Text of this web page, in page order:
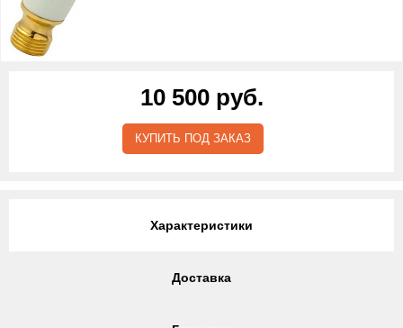
10 500 руб.
КУПИТЬ ПОД ЗАКАЗ
Характеристики
Доставка